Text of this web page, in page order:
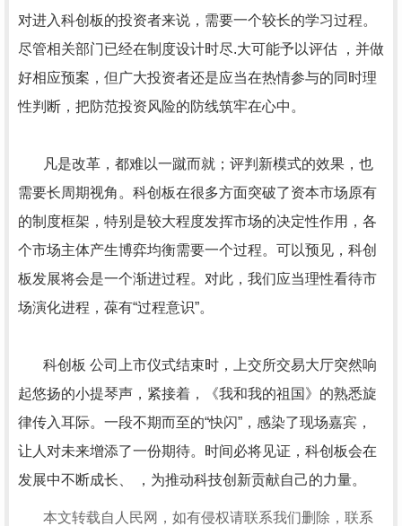
对进入科创板的投资者来说，需要一个较长的学习过程。
尽管相关部门已经在制度设计时尽.大可能予以评估 ，并做
好相应预案，但广大投资者还是应当在热情参与的同时理
性判断，把防范投资风险的防线筑牢在心中。
凡是改革，都难以一蹴而就；评判新模式的效果，也
需要长周期视角。科创板在很多方面突破了资本市场原有
的制度框架，特别是较大程度发挥市场的决定性作用，各
个市场主体产生博弈均衡需要一个过程。可以预见，科创
板发展将会是一个渐进过程。对此，我们应当理性看待市
场演化进程，葆有“过程意识”。
科创板 公司上市仪式结束时，上交所交易大厅突然响
起悠扬的小提琴声，紧接着，《我和我的祖国》的熟悉旋
律传入耳际。一段不期而至的“快闪”，感染了现场嘉宾，
让人对未来增添了一份期待。时间必将见证，科创板会在
发展中不断成长、 ，为推动科技创新贡献自己的力量。
本文转载自人民网，如有侵权请联系我们删除，联系